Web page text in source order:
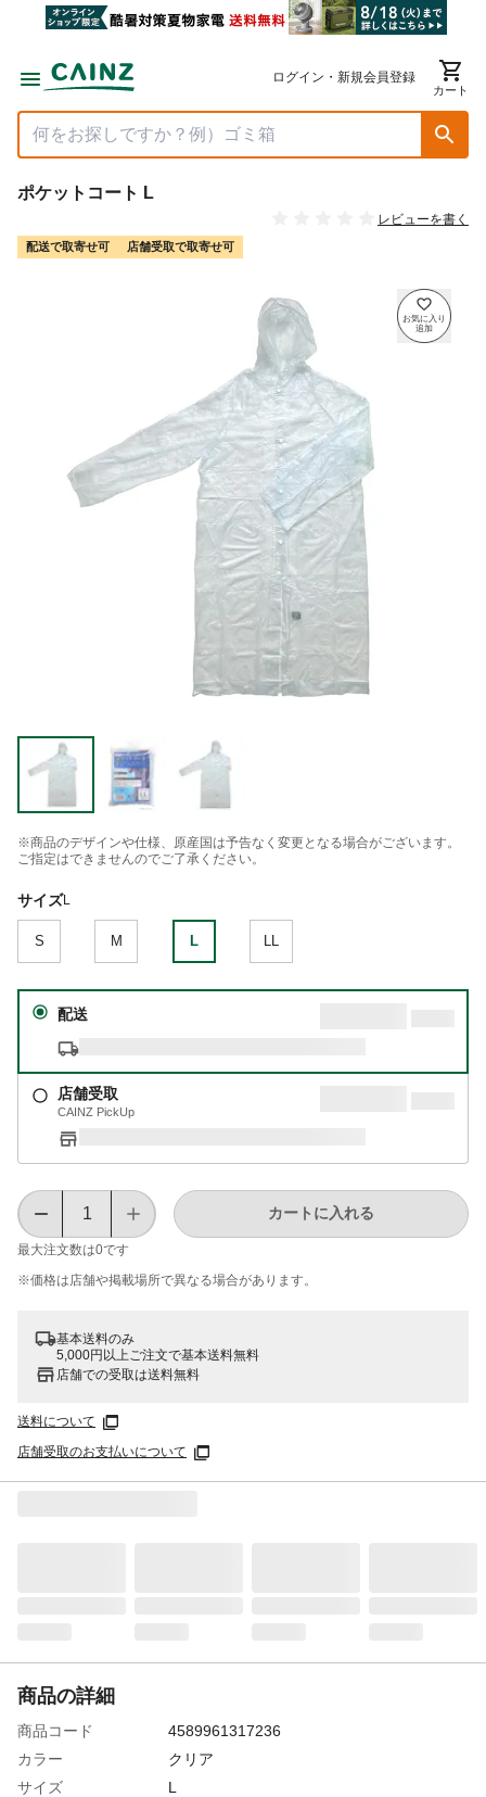
ログイン・新規会員登録
カート
ポケットコート L
レビューを書く
配送で取寄せ可 店舗受取で取寄せ可
※商品のデザインや仕様、原産国は予告なく変更となる場合がございます。
ご指定はできませんのでご了承ください。
サイズL
S M L
配送
店舗受取
CAINZ PickUp
最大注文数は0です
カートに入れる
※価格は​店舗や​掲載場所で​異なる​場合が​あります。
基本送料のみ
5,000円以上ご注文で基本送料無料
店舗での受取は送料無料
送料について
店舗受取のお支払いについて
商品の詳細
商品コード
4589961317236
カラー
クリア
サイズ
L